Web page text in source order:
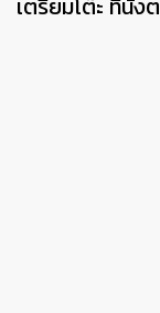
เตรียมโต๊ะ ที่นั่